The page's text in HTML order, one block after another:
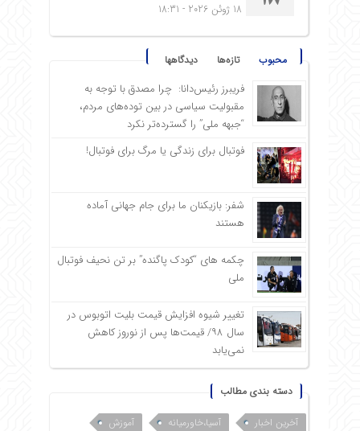
18 ژوئن 2026 - 18:31
محبوب تازه‌ها دیدگاهها
فریبرز رئیس‌دانا: چرا مصدق با توجه به
مقبولیت سیاسی در بین توده‌های مردم،
“جبهه ملی” را گسترده‌تر نکرد
فوتبال برای زندگی یا مرگ برای فوتبال!
شفر: بازیکنان ما برای جام جهانی آماده
هستند
چکمه های “کودک پاگنده” بر تن نحیف فوتبال
ملی
تغییر شیوه افزایش قیمت بلیت اتوبوس در
سال ۹۸/ قیمت‌ها پس از نوروز کاهش
نمی‌یابد
دسته بندی مطالب
آخرین اخبار آسیا،خاورمیانه
آموزش